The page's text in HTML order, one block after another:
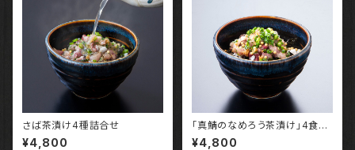
さば茶漬け4種詰合せ
¥4,800
「真鯖のなめろう茶漬け」4食セ
ット
¥4,800